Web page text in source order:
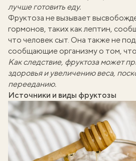
лучше готовить еду.
Фруктоза не вызывает
гормонов, таких как лептин,
что человек сыт. Она также не
сообщающие организму о том,
Как следствие, фруктоза может
здоровья и увеличению веса,
перееданию.
Источники и виды фруктозы